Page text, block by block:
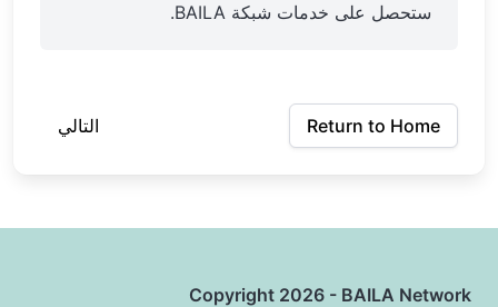
ستحصل على خدمات شبكة BAILA.
Return to Home التالي
Copyright 2026 - BAILA Network